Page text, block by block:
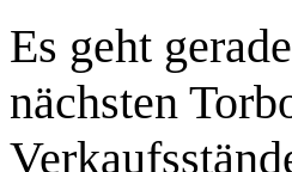
Es geht
nächsten